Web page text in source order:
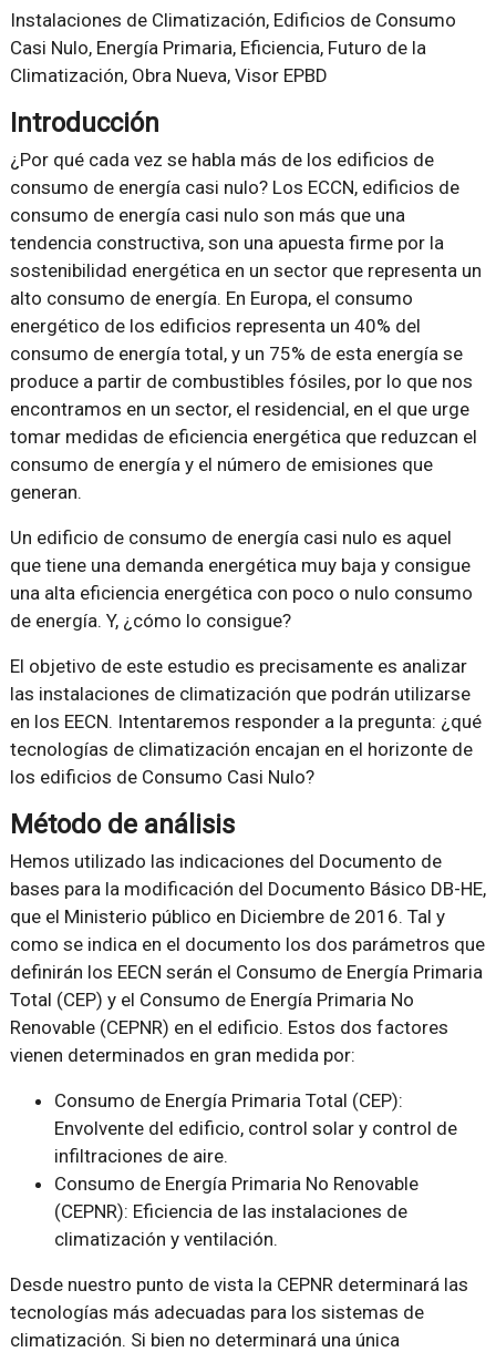
Instalaciones de Climatización, Edificios de Consumo
Casi Nulo, Energía Primaria, Eficiencia, Futuro de la
Climatización, Obra Nueva, Visor EPBD
Introducción
¿Por qué cada vez se habla más de los edificios de
consumo de energía casi nulo? Los ECCN, edificios de
consumo de energía casi nulo son más que una
tendencia constructiva, son una apuesta firme por la
sostenibilidad energética en un sector que representa un
alto consumo de energía. En Europa, el consumo
energético de los edificios representa un 40% del
consumo de energía total, y un 75% de esta energía se
produce a partir de combustibles fósiles, por lo que nos
encontramos en un sector, el residencial, en el que urge
tomar medidas de eficiencia energética que reduzcan el
consumo de energía y el número de emisiones que
generan.
Un edificio de consumo de energía casi nulo es aquel
que tiene una demanda energética muy baja y consigue
una alta eficiencia energética con poco o nulo consumo
de energía. Y, ¿cómo lo consigue?
El objetivo de este estudio es precisamente es analizar
las instalaciones de climatización que podrán utilizarse
en los EECN. Intentaremos responder a la pregunta: ¿qué
tecnologías de climatización encajan en el horizonte de
los edificios de Consumo Casi Nulo?
Método de análisis
Hemos utilizado las indicaciones del Documento de
bases para la modificación del Documento Básico DB-HE,
que el Ministerio público en Diciembre de 2016. Tal y
como se indica en el documento los dos parámetros que
definirán los EECN serán el Consumo de Energía Primaria
Total (CEP) y el Consumo de Energía Primaria No
Renovable (CEPNR) en el edificio. Estos dos factores
vienen determinados en gran medida por:
Consumo de Energía Primaria Total (CEP):
Envolvente del edificio, control solar y control de
infiltraciones de aire.
Consumo de Energía Primaria No Renovable
(CEPNR): Eficiencia de las instalaciones de
climatización y ventilación.
Desde nuestro punto de vista la CEPNR determinará las
tecnologías más adecuadas para los sistemas de
climatización. Si bien no determinará una única